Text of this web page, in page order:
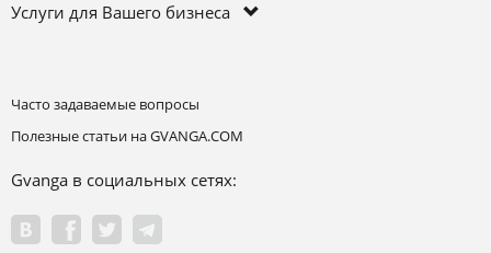
Услуги для Вашего бизнеса
Часто задаваемые вопросы
Полезные статьи на GVANGA.COM
Gvanga в социальных сетях: